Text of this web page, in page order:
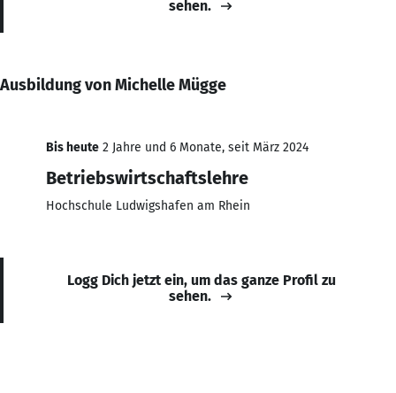
sehen.
Ausbildung von Michelle Mügge
Bis heute 2 Jahre und 6 Monate, seit März 2024
Betriebswirtschaftslehre
Hochschule Ludwigshafen am Rhein
Logg Dich jetzt ein, um das ganze Profil zu
sehen.